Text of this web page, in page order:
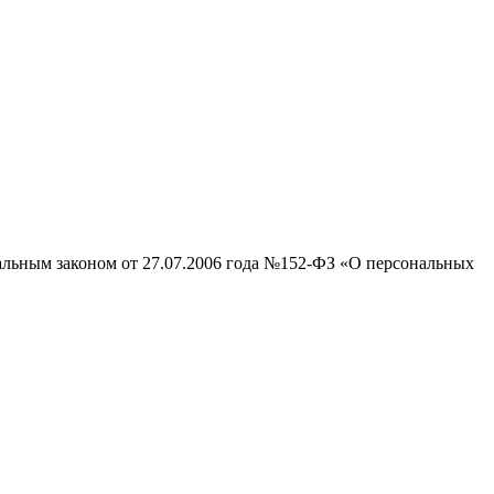
законом от 27.07.2006 года №152-ФЗ «О персональных